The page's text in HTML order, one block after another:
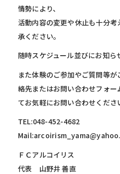
情勢により、
活動内容の変更や休止も十分
承ください。
随時スケジュール並びにお知ら
また体験のご参加やご質問等
絡先またはお問い合わせフォ
てお気軽にお問い合わせくださ
TEL:048-452-4682
ＦＣアルコイリス
代表 山野井 善直